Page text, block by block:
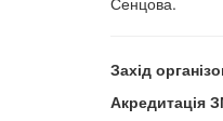
Захід
Акредитація